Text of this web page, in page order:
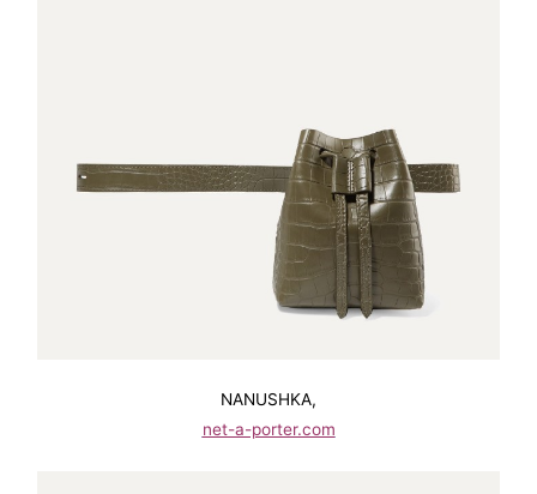
NANUSHKA,
net-a-porter.com